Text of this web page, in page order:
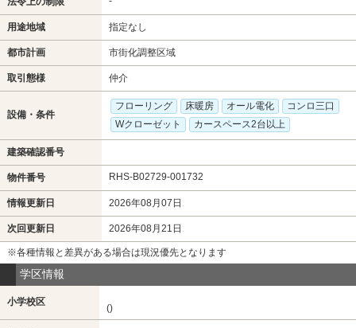
用途地域 指定なし
都市計画 市街化調整区域
取引態様 仲介
設備・条件
フローリング 床暖房 オール電化
コンロ三口
Wクローゼット
カースペース2台以上
建築確認番号
物件番号 RHS-B02729-001732
情報更新日 2026年08月07日
次回更新日 2026年08月21日
※各種情報と差異がある場合は現況優先となります
学区情報
小学校区
()